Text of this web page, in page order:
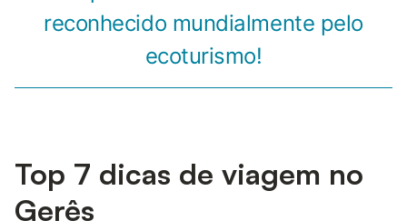
reconhecido mundialmente pelo
ecoturismo!
Top 7 dicas de viagem no
Gerês